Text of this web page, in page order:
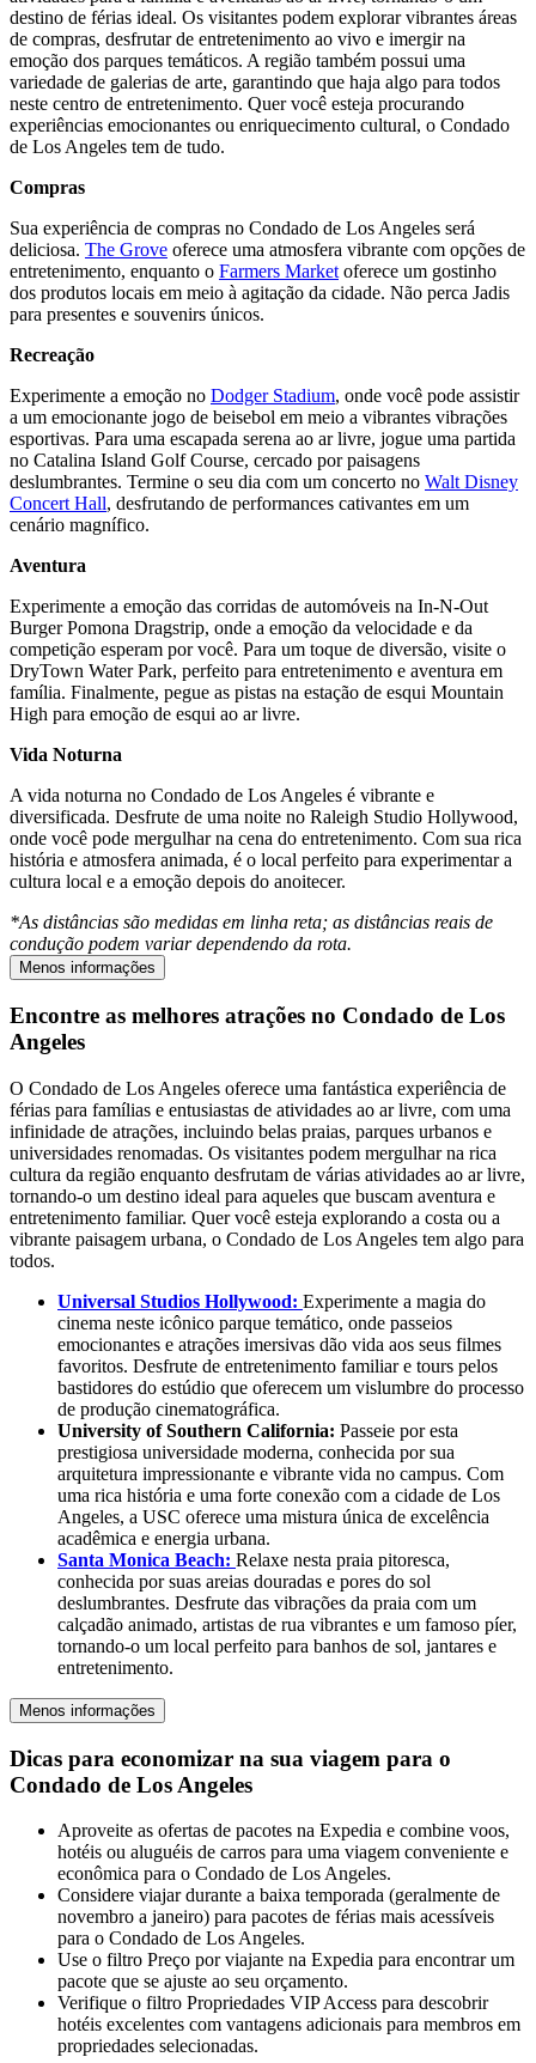
destino de férias ideal. Os visitantes podem explorar vibrantes áreas
de compras, desfrutar de entretenimento ao vivo e imergir na
emoção dos parques temáticos. A região também possui uma
variedade de galerias de arte, garantindo que haja algo para todos
neste centro de entretenimento. Quer você esteja procurando
experiências emocionantes ou enriquecimento cultural, o Condado
de Los Angeles tem de tudo.
Compras
Sua experiência de compras no Condado de Los Angeles será
deliciosa. The Grove oferece uma atmosfera vibrante com opções de
entretenimento, enquanto o Farmers Marketoferece um gostinho
dos produtos locais em meio à agitação da cidade. Não perca Jadis
para presentes e souvenirs únicos.
Recreação
Experimente a emoção no Dodger Stadium, onde você pode assistir
a um emocionante jogo de beisebol em meio a vibrantes vibrações
esportivas. Para uma escapada serena ao ar livre, jogue uma partida
no Catalina Island Golf Course, cercado por paisagens
deslumbrantes. Termine o seu dia com um concerto no Walt Disney
Concert Hall, desfrutando de performances cativantes em um
cenário magnífico.
Aventura
Experimente a emoção das corridas de automóveis na In-N-Out
Burger Pomona Dragstrip, onde a emoção da velocidade e da
competição esperam por você. Para um toque de diversão, visite o
DryTown Water Park, perfeito para entretenimento e aventura em
família. Finalmente, pegue as pistas na estação de esqui Mountain
High para emoção de esqui ao ar livre.
Vida Noturna
A vida noturna no Condado de Los Angeles é vibrante e
diversificada. Desfrute de uma noite no Raleigh Studio Hollywood,
onde você pode mergulhar na cena do entretenimento. Com sua rica
história e atmosfera animada, é o local perfeito para experimentar a
cultura local e a emoção depois do anoitecer.
*As distâncias são medidas em linha reta; as distâncias reais de
condução podem variar dependendo da rota.
Menos informações
Encontre as melhores atrações no Condado de Los
Angeles
O Condado de Los Angeles oferece uma fantástica experiência de
férias para famílias e entusiastas de atividades ao ar livre, com uma
infinidade de atrações, incluindo belas praias, parques urbanos e
universidades renomadas. Os visitantes podem mergulhar na rica
cultura da região enquanto desfrutam de várias atividades ao ar livre,
tornando-o um destino ideal para aqueles que buscam aventura e
entretenimento familiar. Quer você esteja explorando a costa ou a
vibrante paisagem urbana, o Condado de Los Angeles tem algo para
todos.
Universal Studios Hollywood: Experimente a magia do
cinema neste icônico parque temático, onde passeios
emocionantes e atrações imersivas dão vida aos seus filmes
favoritos. Desfrute de entretenimento familiar e tours pelos
bastidores do estúdio que oferecem um vislumbre do processo
de produção cinematográfica.
University of Southern California: Passeie por esta
prestigiosa universidade moderna, conhecida por sua
arquitetura impressionante e vibrante vida no campus. Com
uma rica história e uma forte conexão com a cidade de Los
Angeles, a USC oferece uma mistura única de excelência
acadêmica e energia urbana.
Santa Monica Beach: Relaxe nesta praia pitoresca,
conhecida por suas areias douradas e pores do sol
deslumbrantes. Desfrute das vibrações da praia com um
calçadão animado, artistas de rua vibrantes e um famoso píer,
tornando-o um local perfeito para banhos de sol, jantares e
entretenimento.
Menos informações
Dicas para economizar na sua viagem para o
Condado de Los Angeles
Aproveite as ofertas de pacotes na Expedia e combine voos,
hotéis ou aluguéis de carros para uma viagem conveniente e
econômica para o Condado de Los Angeles.
Considere viajar durante a baixa temporada (geralmente de
novembro a janeiro) para pacotes de férias mais acessíveis
para o Condado de Los Angeles.
Use o filtro Preço por viajante na Expedia para encontrar um
pacote que se ajuste ao seu orçamento.
Verifique o filtro Propriedades VIP Access para descobrir
hotéis excelentes com vantagens adicionais para membros em
propriedades selecionadas.